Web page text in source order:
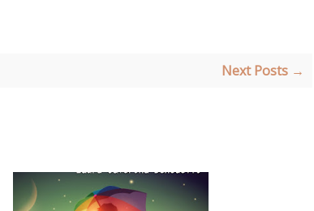
Next Posts →